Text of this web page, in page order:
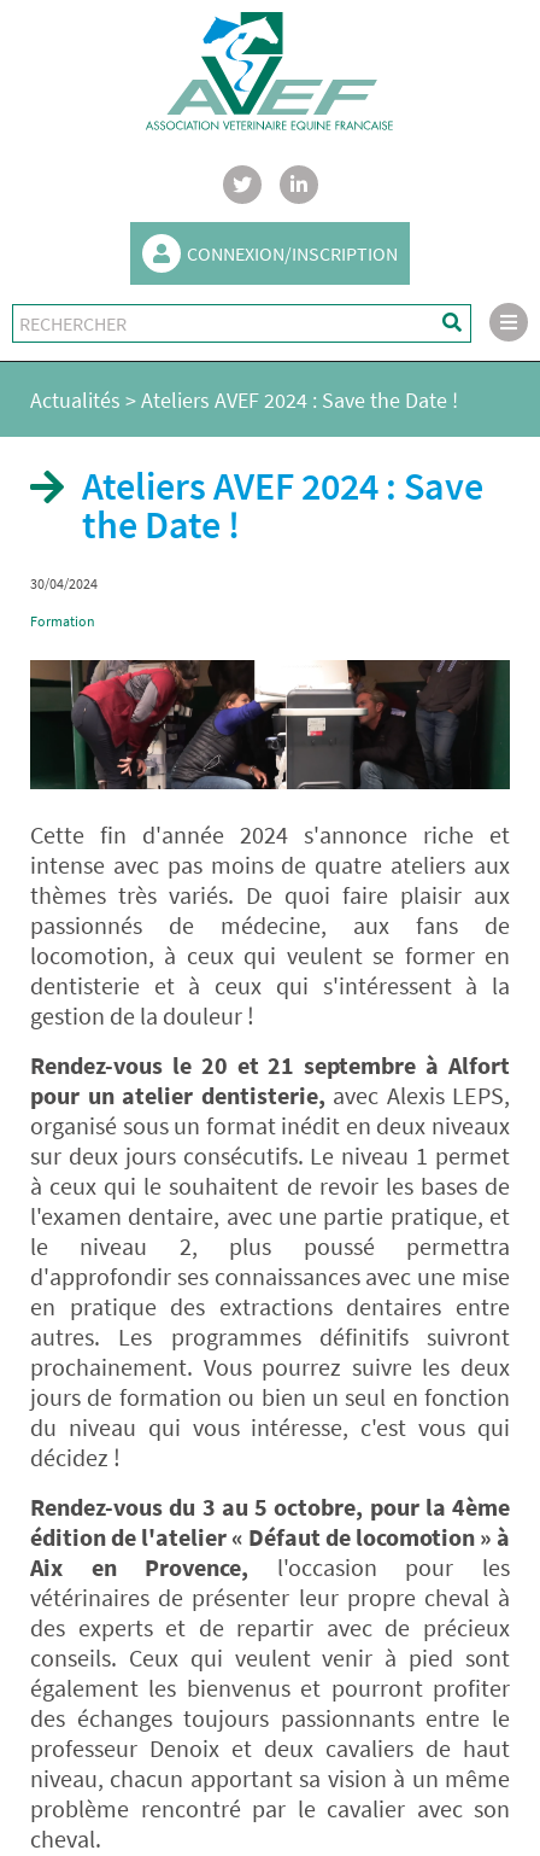
CONNEXION/INSCRIPTION
Actualités >Ateliers AVEF 2024 : Save the Date !
Ateliers AVEF 2024 : Save
the Date !
30/04/2024
Formation
Cette fin d'année 2024 s'annonce riche et
intense avec pas moins de quatre ateliers aux
thèmes très variés. De quoi faire plaisir aux
passionnés de médecine, aux fans de
locomotion, à ceux qui veulent se former en
dentisterie et à ceux qui s'intéressent à la
gestion de la douleur !
Rendez-vous le 20 et 21 septembre à Alfort
pour un atelier dentisterie, avec Alexis LEPS,
organisé sous un format inédit en deux niveaux
sur deux jours consécutifs. Le niveau 1 permet
à ceux qui le souhaitent de revoir les bases de
l'examen dentaire, avec une partie pratique, et
le niveau 2, plus poussé permettra
d'approfondir ses connaissances avec une mise
en pratique des extractions dentaires entre
autres. Les programmes définitifs suivront
prochainement. Vous pourrez suivre les deux
jours de formation ou bien un seul en fonction
du niveau qui vous intéresse, c'est vous qui
décidez !
Rendez-vous du 3 au 5 octobre, pour la 4ème
édition de l'atelier « Défaut de locomotion » à
Aix en Provence, l'occasion pour les
vétérinaires de présenter leur propre cheval à
des experts et de repartir avec de précieux
conseils. Ceux qui veulent venir à pied sont
également les bienvenus et pourront profiter
des échanges toujours passionnants entre le
professeur Denoix et deux cavaliers de haut
niveau, chacun apportant sa vision à un même
problème rencontré par le cavalier avec son
cheval.